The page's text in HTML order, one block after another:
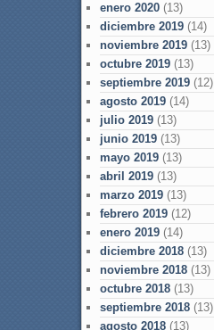
enero 2020(13)
diciembre 2019(14)
noviembre 2019(13)
octubre 2019(13)
septiembre 2019(12)
agosto 2019(14)
julio 2019(13)
junio 2019(13)
mayo 2019(13)
abril 2019(13)
marzo 2019(13)
febrero 2019(12)
enero 2019(14)
diciembre 2018(13)
noviembre 2018(13)
octubre 2018(13)
septiembre 2018(13)
agosto 2018(13)